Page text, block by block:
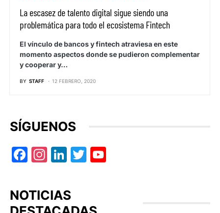
La escasez de talento digital sigue siendo una
problemática para todo el ecosistema Fintech
El vínculo de bancos y fintech atraviesa en este
momento aspectos donde se pudieron complementar
y cooperar y…
BY STAFF 12 FEBRERO, 2020
SÍGUENOS
Facebook
Instagram
LinkedIn
Twitter
NOTICIAS